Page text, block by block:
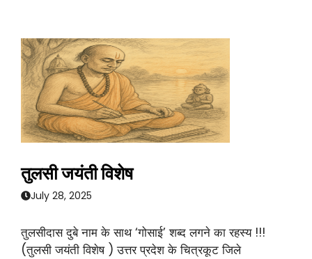
तुलसी जयंती विशेष
July 28, 2025
तुलसीदास दुबे नाम के साथ ‘गोसाई’ शब्द लगने का रहस्य !!!
(तुलसी जयंती विशेष ) उत्तर प्रदेश के चित्रकूट जिले